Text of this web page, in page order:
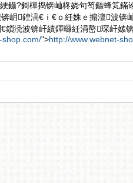
鑷?鎶樿捣锛屾柊娆句笉鏂蜂笂鏋
岄鍠滈€ｉ€ｏ紝姝ｅ搧澶波锛
鎻涜波锛屽績鍕曪紝涓嶅琛屽嫊
shop.com/">http://www.webnet-